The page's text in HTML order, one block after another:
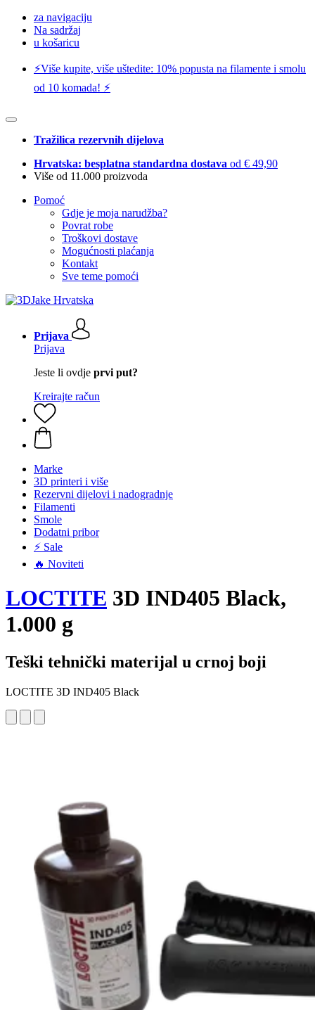
za navigaciju
Na sadržaj
u košaricu
⚡️Više kupite, više uštedite: 10% popusta na filamente i smolu
od 10 komada! ⚡️
Tražilica rezervnih dijelova
Hrvatska: besplatna standardna dostava od € 49,90
Više od 11.000 proizvoda
Pomoć
Gdje je moja narudžba?
Povrat robe
Troškovi dostave
Mogućnosti plaćanja
Kontakt
Sve teme pomoći
Prijava
Prijava
Jeste li ovdje prvi put?
Kreirajte račun
Marke
3D printeri i više
Rezervni dijelovi i nadogradnje
Filamenti
Smole
Dodatni pribor
⚡ Sale
🔥 Noviteti
LOCTITE 3D IND405 Black,
1.000 g
Teški tehnički materijal u crnoj boji
LOCTITE 3D IND405 Black